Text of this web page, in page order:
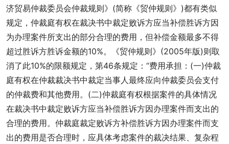
济贸易仲裁委员会仲裁规则》(简称《贸仲规则》)都有类似
规定，仲裁庭有权在裁决书中裁定败诉方应当补偿胜诉方因
为办理案件所支出的部分合理的费用，但补偿金额最多不得
超过胜诉方胜诉金额的10%。《贸仲规则》(2005年版)则取
消了此10%的限额规定，第46条规定：“费用承担：(一)仲裁
庭有权在仲裁裁决书中裁定当事人最终应向仲裁委员会支付
的仲裁费和其他费用。(二)仲裁庭有权根据案件的具体情况
在裁决书中裁定败诉方应当补偿胜诉方因办理案件而支出的
合理的费用。仲裁庭裁定败诉方补偿胜诉方因办理案件而支
出的费用是否合理时，应具体考虑案件的裁决结果、复杂程